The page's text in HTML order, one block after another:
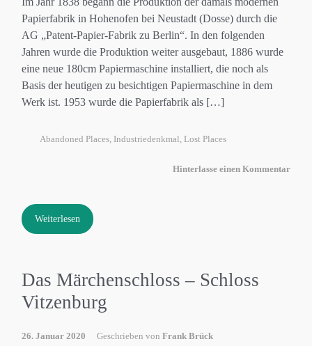
Papierfabrik in Hohenofen bei Neustadt (Dosse) durch die
AG „Patent-Papier-Fabrik zu Berlin“. In den folgenden
Jahren wurde die Produktion weiter ausgebaut, 1886 wurde
eine neue 180cm Papiermaschine installiert, die noch als
Basis der heutigen zu besichtigen Papiermaschine in dem
Werk ist. 1953 wurde die Papierfabrik als […]
Abandoned Places, Industriedenkmal, Lost Places
Hinterlasse einen Kommentar
Weiterlesen
Das Märchenschloss – Schloss
Vitzenburg
26. Januar 2020 Geschrieben von Frank Brück